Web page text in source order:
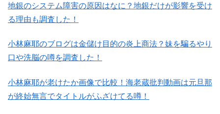
地銀のシステム障害の原因はなに？地銀だけが影響を受け
る理由も調査した！
小林麻耶のブログは金儲け目的の炎上商法？妹を騙るやり
口や洗脳の噂を調査した！
小林麻耶が老けたか画像で比較！海老蔵批判動画は元旦那
が終始無言でタイトルがふざけてる噂！